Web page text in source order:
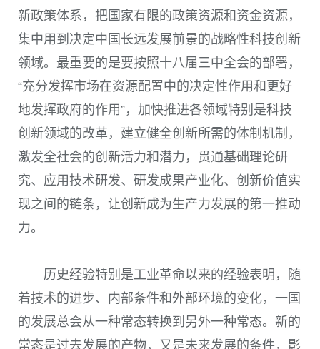
新政策体系，把国家有限的政策资源和资金资源，
集中用到决定中国长远发展前景的战略性科技创新
领域。最重要的是要按照十八届三中全会的部署，
“充分发挥市场在资源配置中的决定性作用和更好
地发挥政府的作用”，加快推进各领域特别是科技
创新领域的改革，建立健全创新所需的体制机制，
激发全社会的创新活力和潜力，贯通基础理论研
究、应用技术研发、研发成果产业化、创新价值实
现之间的链条，让创新成为生产力发展的第一推动
力。
历史经验特别是工业革命以来的经验表明，随
着技术的进步、内部条件和外部环境的变化，一国
的发展总会从一种常态转换到另外一种常态。新的
常态是过去发展的产物，又是未来发展的条件，影